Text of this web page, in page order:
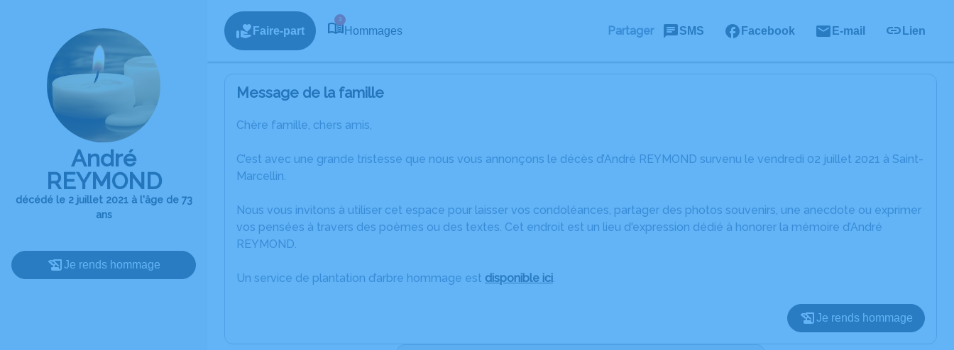
André
REYMOND
décédé le 2 juillet 2021 à l'âge de 73
ans
Je rends hommage
Faire-part
3
Hommages Partager SMS Facebook E-mail Lien
Message de la famille
Chère famille, chers amis,
C’est avec une grande tristesse que nous vous annonçons le décès d’André REYMOND survenu le vendredi 02 juillet 2021 à Saint-
Marcellin.
Nous vous invitons à utiliser cet espace pour laisser vos condoléances, partager des photos souvenirs, une anecdote ou exprimer
vos pensées à travers des poèmes ou des textes. Cet endroit est un lieu d'expression dédié à honorer la mémoire d’André
REYMOND.
Un service de plantation d’arbre hommage est disponible ici.
Je rends hommage